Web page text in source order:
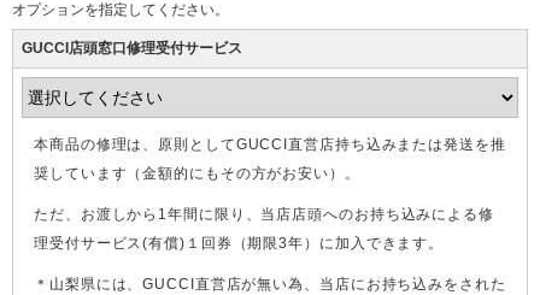
オプションを指定してください。
GUCCI店頭窓口修理受付サービス
本商品の修理は、原則としてGUCCI直営店持ち込みまたは発送を推
奨しています（金額的にもその方がお安い）。
ただ、お渡しから1年間に限り、当店店頭へのお持ち込みによる修
理受付サービス(有償)１回券（期限3年）に加入できます。
＊山梨県には、GUCCI直営店が無い為、当店にお持ち込みをされた